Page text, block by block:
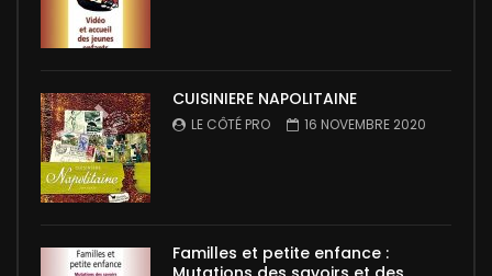
CUISINIERE NAPOLITAINE
LE CÔTÉ PRO 16 NOVEMBRE 2020
Familles et petite enfance :